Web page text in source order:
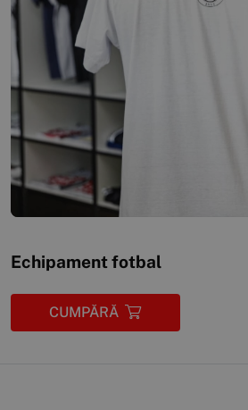
Echipament fotbal
CUMPĂRĂ